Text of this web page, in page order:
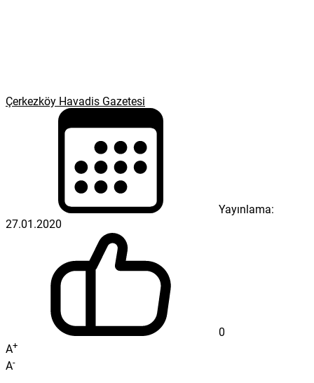
Çerkezköy Havadis Gazetesi
Yayınlama:
27.01.2020
0
A+
A-